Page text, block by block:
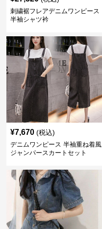
刺繍裾フレアデニムワンピース
半袖シャツ衿
¥7,670 (税込)
デニムワンピース 半袖重ね着風
ジャンパースカートセット